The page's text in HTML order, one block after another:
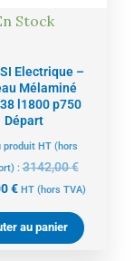
Stock
Electrique –
Mélaminé
l1800 p750
Départ
produit HT (hors
:3142,00€
€ HT (hors TVA)
au panier